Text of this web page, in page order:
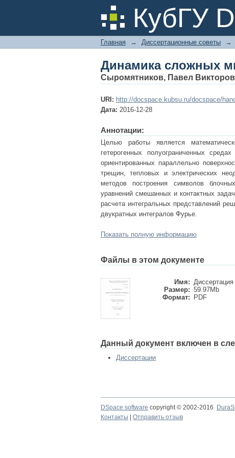
КубГУ
Динамика сложных
Главная → Диссертационные советы →
Динамика сложных
Сыромятников, Павел
URI: http://docspace.kubsu.ru/docspace/
Дата: 2016-12-28
Аннотации:
Целью работы является
гетерогенных полуограниченных
ориентированных параллельно
трещин, тепловых и электрических
методов построения символов
уравнений смешанных и контактных
расчета интегральных представлений
двукратных интегралов Фурье.
Показать полную информацию
Файлы в этом документе
Имя:
Размер: 59.97Mb
Формат:
PDF
Данный документ включен в
Диссертации
DSpace software copyright © 2002-2016
Контакты
Отправить отзыв